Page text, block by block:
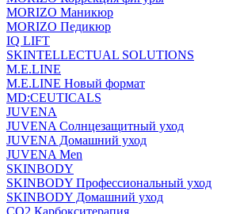
MORIZO Маникюр
MORIZO Педикюр
IQ LIFT
SKINTELLECTUAL SOLUTIONS
M.E.LINE
M.E.LINE Новый формат
MD:CEUTICALS
JUVENA
JUVENA Солнцезащитный уход
JUVENA Домашний уход
JUVENA Men
SKINBODY
SKINBODY Профессиональный уход
SKINBODY Домашний уход
CO2 Карбокситерапия